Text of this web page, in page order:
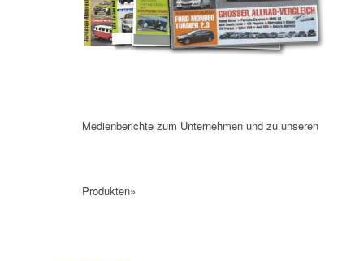
Medienberichte zum Unternehmen und zu unseren
Produkten»